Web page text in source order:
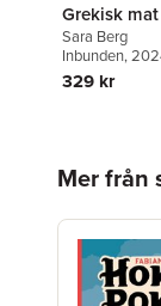
Grekisk mat
Sara Berg
Inbunden,
329 kr
Mer från